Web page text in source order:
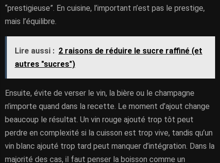
“prestigieuse”. En cuisine, l’important n’est pas le prestige,
mais l’équilibre.
Lire aussi : 2 raisons de réduire le sucre raffiné (et
autres "sucres")
Ensuite, évite de verser le vin, la bière ou le champagne
n’importe quand dans la recette. Le moment d’ajout change
beaucoup le résultat. Un vin rouge ajouté trop tôt peut
perdre en complexité si la cuisson est trop vive, tandis qu’un
vin blanc ajouté trop tard peut manquer d’intégration. Dans la
majorité des cas, il faut penser la boisson comme un